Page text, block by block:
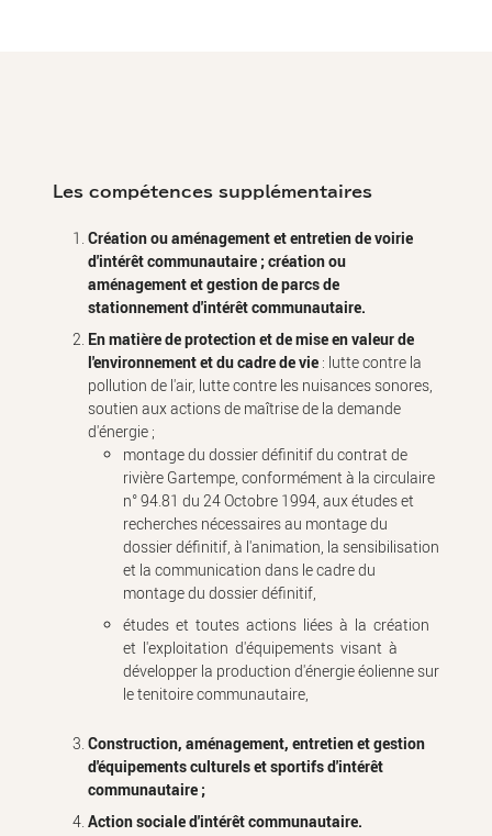
Les compétences supplémentaires
Création ou aménagement et entretien de voirie
d'intérêt communautaire ; création ou
aménagement et gestion de parcs de
stationnement d'intérêt communautaire.
En matière de protection et de mise en valeur de
l'environnement et du cadre de vie : lutte contre la
pollution de l'air, lutte contre les nuisances sonores,
soutien aux actions de maîtrise de la demande
d'énergie ;
montage du dossier définitif du contrat de
rivière Gartempe, conformément à la circulaire
n° 94.81 du 24 Octobre 1994, aux études et
recherches nécessaires au montage du
dossier définitif, à l'animation, la sensibilisation
et la communication dans le cadre du
montage du dossier définitif,
études et toutes actions liées à la création
et l'exploitation d'équipements visant à
développer la production d'énergie éolienne sur
le tenitoire communautaire,
Construction, aménagement, entretien et gestion
d'équipements culturels et sportifs d'intérêt
communautaire ;
Action sociale d'intérêt communautaire.